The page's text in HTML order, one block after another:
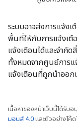
ระบบอาจส่งการแจ้ง
พื้นที่ให้กับการแจ้งเตื
แจ้งเตือนได้และจำกั
ทั้งหมดจากศูนย์การแ
แจ้งเตือนที่ถูกนำออก
เนื้อหาของหน้าเว็บนี้ได้รับ
มอนส์ 4.0 และตัวอย่างโค้